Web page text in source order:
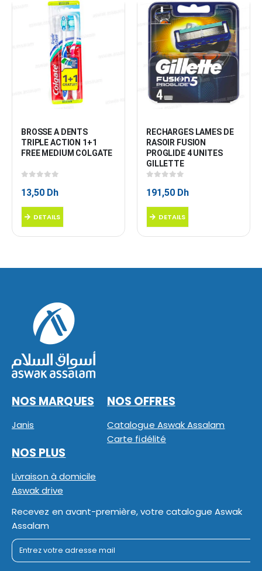
BROSSE A DENTS
TRIPLE ACTION 1+1
FREE MEDIUM COLGATE
13,50 Dh
DETAILS
RECHARGES LAMES DE
RASOIR FUSION
PROGLIDE 4 UNITES
GILLETTE
191,50 Dh
DETAILS
NOS MARQUES
Janis
NOS OFFRES
Catalogue Aswak Assalam
Carte fidélité
NOS PLUS
Livraison à domicile
Aswak drive
Recevez en avant-première, votre catalogue Aswak
Assalam